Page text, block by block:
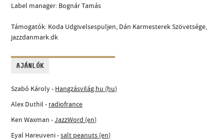
Label manager: Bognár Tamás
Támogatók: Koda Udgivelsespuljen, Dán Karmesterek Szövetsége,
jazzdanmark.dk
AJÁNLÓK
Szabó Károly - Hangzásvilág.hu (hu)
Alex Duthil - radiofrance
Ken Waxman -JazzWord (en)
Eyal Hareuveni -salt peanuts (en)